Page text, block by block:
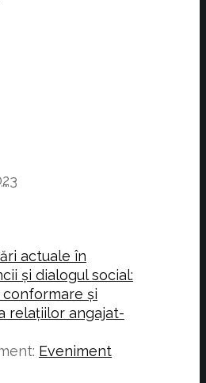
actuale în
și dialogul social:
și
relațiilor angajat-
Eveniment